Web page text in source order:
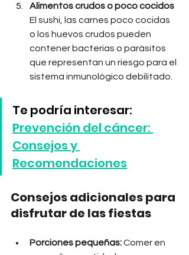
Alimentos crudos o poco cocidos
El sushi, las carnes poco cocidas
o los huevos crudos pueden
contener bacterias o parásitos
que representan un riesgo para el
sistema inmunológico debilitado.
Te podría interesar:
Prevención del cáncer:
Consejos y
Recomendaciones
Consejos adicionales para
disfrutar de las fiestas
Porciones pequeñas: Comer en